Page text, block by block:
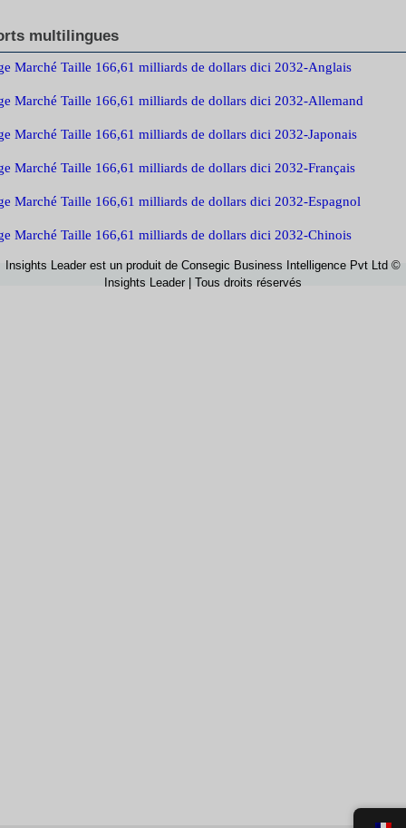
multilingues
Marché Taille 166,61 milliards de dollars dici 2032-Anglais
Marché Taille 166,61 milliards de dollars dici 2032-Allemand
Marché Taille 166,61 milliards de dollars dici 2032-Japonais
Marché Taille 166,61 milliards de dollars dici 2032-Français
Marché Taille 166,61 milliards de dollars dici 2032-Espagnol
Marché Taille 166,61 milliards de dollars dici 2032-Chinois
Insights Leader est un produit de Consegic Business Intelligence Pvt Ltd ©
Insights Leader | Tous droits réservés